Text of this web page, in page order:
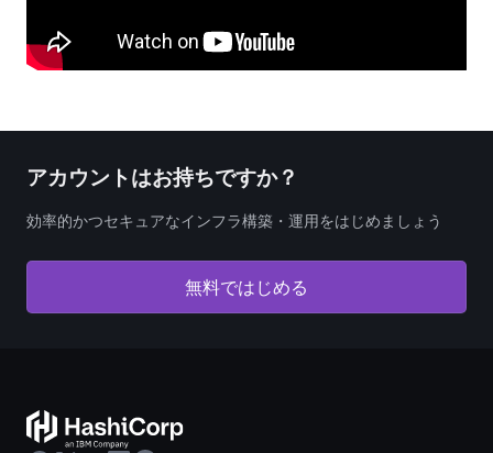
アカウントはお持ちですか？
効率的かつセキュアなインフラ構築・運用をはじめましょう
無料ではじめる